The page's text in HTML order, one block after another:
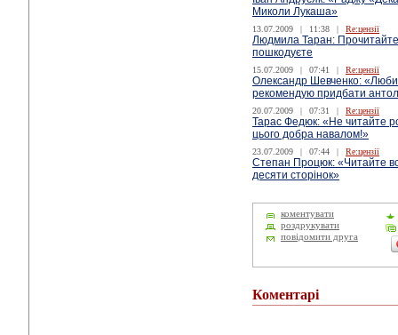
Миколи Лукаша»
13.07.2009 | 11:38 | Re:цензії
Людмила Таран:
пошкодуєте
15.07.2009 | 07:41 | Re:цензії
Олександр Шевченко:
рекомендую придбати
20.07.2009 | 07:31 | Re:цензії
Тарас Федюк: «Не читайте
цього добра навалом!»
23.07.2009 | 07:44 | Re:цензії
Степан Процюк: «Читайте
десяти сторінок»
коментувати
роздрукувати
повідомити друга
Коментарі